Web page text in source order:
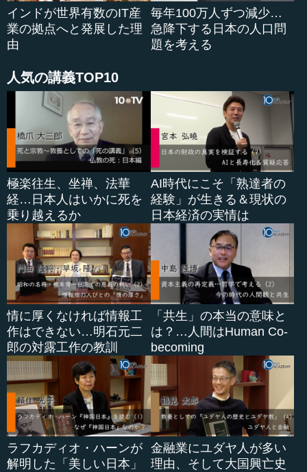
う、ということになって、 石破茂さんが地方創生担当大臣
になり、２０１４年９月に地方創生本部が設置されまし
た。また、地方創生法が２０１４年１１月に出来ました。
そして２０１５年１月、国が「長期ビジョン」を発表...
インドが世界有数のIT産
業の拠点へと発展した理
由
毎年100万人ずつ減少…
急降下する日本の人口問
題を考える
人気の講義TOP10
極楽往生、坐禅、法華
経…日本人はいかに死を
乗り越えるか
AI時代にこそ「熟達者の
経験」が生きる＆現状の
日本経済の実情は
情に厚くなければ情報工
作はできない…明石元二
郎の対露工作の教訓
「共生」の本当の意味と
は？…人間はHuman Co-
becoming
ラフカディオ・ハーンが
解明した「美しい日本」
金融業にユダヤ人が多い
理由、そして大国興亡史